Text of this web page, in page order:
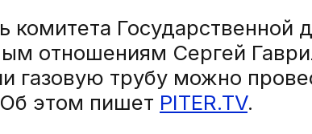
комитета
отношениям Сергей
газовую трубу можно
Об этом пишет PITER.TV.